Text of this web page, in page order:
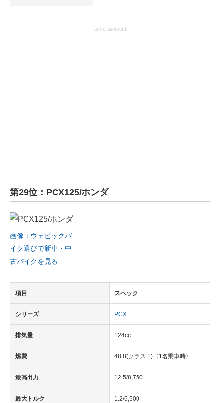
advertisement
第29位：PCX125/ホンダ
画像：ウェビックバ
イク選びで新車・中
古バイクを見る
項目 スペック
シリーズ PCX
排気量 124cc
燃費 48.8(クラス 1)〈1名乗車時〉
最高出力 12.5/8,750
最大トルク 1.2/6,500